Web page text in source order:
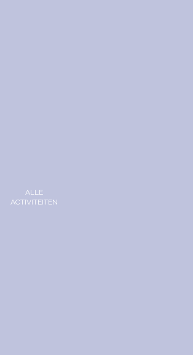
ALLE
ACTIVITEITEN